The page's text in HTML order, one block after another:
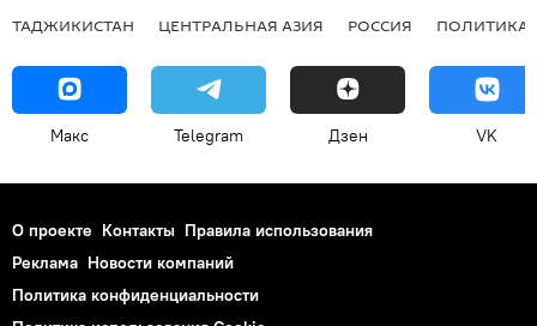
ТАДЖИКИСТАН ЦЕНТРАЛЬНАЯ АЗИЯ РОССИЯ ПОЛИТИКА
Макс Telegram Дзен VK
О проекте Контакты Правила использования
Реклама Новости компаний
Политика конфиденциальности